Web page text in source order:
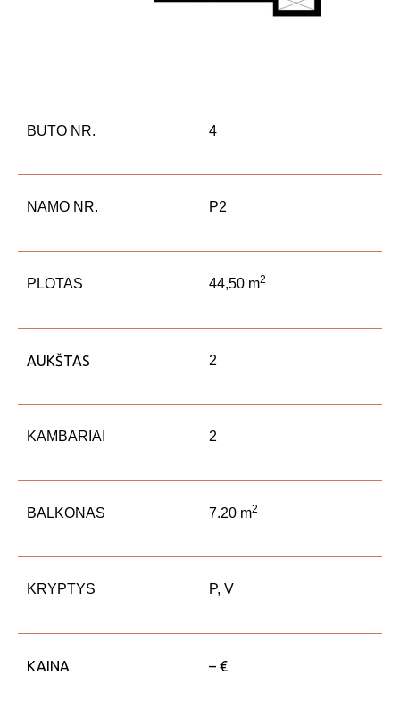
BUTO NR. 4
NAMO NR. P2
PLOTAS 44,50 m2
AUKŠTAS 2
KAMBARIAI 2
BALKONAS 7.20 m2
KRYPTYS P, V
KAINA – €